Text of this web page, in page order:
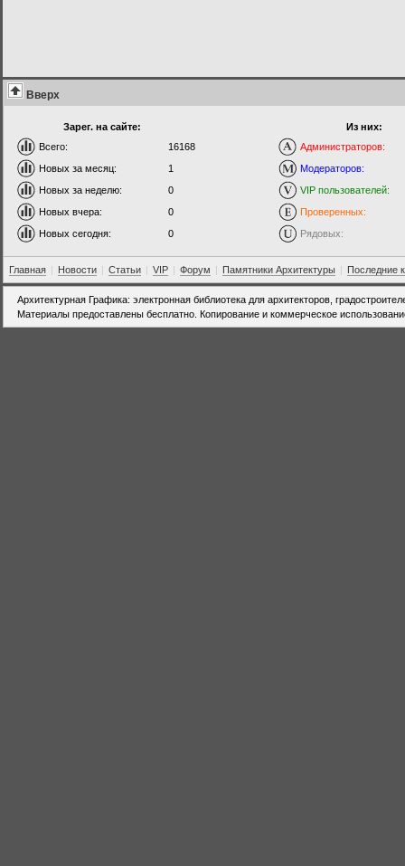
Вверх
Зарег. на сайте:
Всего:
16168
Новых за месяц:
1
Новых за неделю:
0
Новых вчера:
0
Новых сегодня:
0
Из них:
Администраторов:
Модераторов:
VIP пользователей:
Проверенных:
Рядовых:
Главная | Новости | Статьи | VIP | Форум | Памятники Архитектуры | Последние
Архитектурная Графика: электронная библиотека для архитекторов,
Материалы предоставлены бесплатно. Копирование и коммерческое